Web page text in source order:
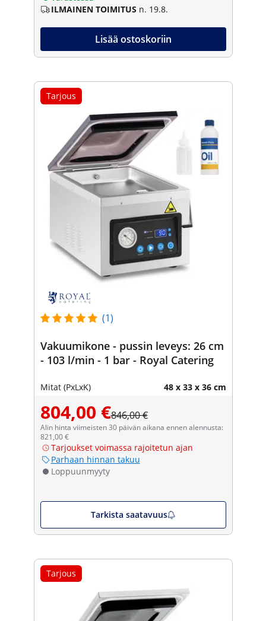
ILMAINEN TOIMITUS n. 19.8.
Lisää ostoskoriin
Tarjous
(1)
Vakuumikone - pussin leveys: 26 cm
- 103 l/min - 1 bar - Royal Catering
Mitat (PxLxK) 48 x 33 x 36 cm
804,00 €846,00 €
Alin hinta viimeisten 30 päivän aikana ennen alennusta:
821,00 €
Tarjoukset voimassa rajoitetun ajan
Parhaan hinnan takuu
Loppuunmyyty
Tarkista saatavuus
Tarjous